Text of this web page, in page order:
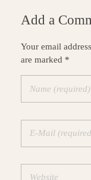
Add a
Your email
are marked *